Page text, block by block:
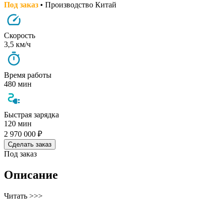
Под заказ • Производство Китай
Скорость
3,5 км/ч
Время работы
480 мин
Быстрая зарядка
120 мин
2 970 000 ₽
Сделать заказ
Под заказ
Описание
Читать >>>